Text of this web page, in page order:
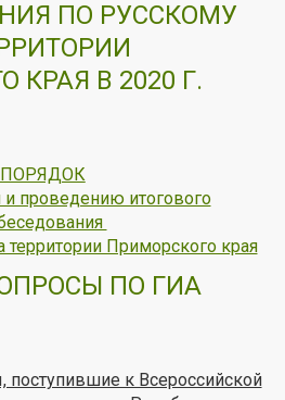
ПО РУССКОМУ
КРАЯ В 2020 Г.
ПОРЯДОК
и проведению итогового
территории Приморского края
ПО ГИА
к Всероссийской